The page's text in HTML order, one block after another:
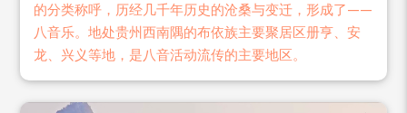
的分类称呼，历经几千年历史的沧桑与变迁，形成了——
八音乐。地处贵州西南隅的布依族主要聚居区册亨、安
龙、兴义等地，是八音活动流传的主要地区。